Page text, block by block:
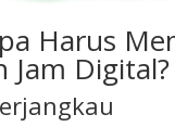
Harus
Jam Digital?